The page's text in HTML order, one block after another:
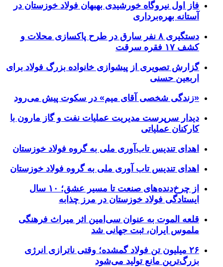
فاز اول نیروگاه خورشیدی بهبهان فولاد خوزستان در
آستانه بهره‌برداری
دستگیری ۸ نفر سارق در طرح پاکسازی محلات و
کشف ۱۷ فقره سرقت
گزارش تصویری از پیشوازی خانواده بزرگ فولاد برای
اربعین حسنی
«زندگی شخصی آقای میم» در سکوت پیش می‌رود
دیدار سرپرست مدیریت عملیات نفت و گاز مارون با
کارکنان عملیاتی
اهدای تندیس تاب‌آوری ملی به گروه فولاد خوزستان
اهدای تندیس تاب آوری ملی به گروه فولاد خوزستان
از چرخ‌دنده‌های صنعت تا مسیر عشق؛ ۱۰ سال
ایستادگی فولاد خوزستان در مرز چذابه
قلعه الموت به عنوان سی‌امین اثر میراث‌ فرهنگی
ملموس ایران، ثبت جهانی شد
۲۶ میلیون تن فولاد گمشده؛ وقتی ناترازی انرژی
بزرگ‌ترین مانع تولید می‌شود